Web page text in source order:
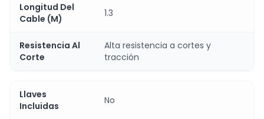
Longitud Del
Cable (M)
1.3
Resistencia Al
Corte
Alta resistencia a cortes y
tracción
Llaves
Incluidas
No